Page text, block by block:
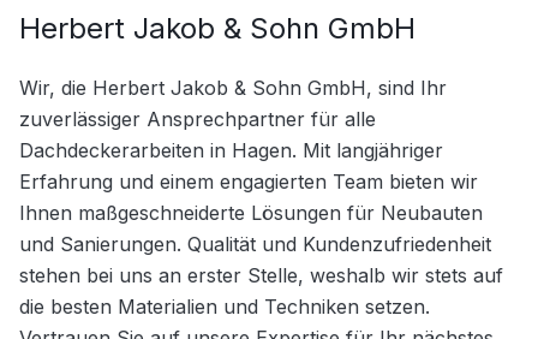
Herbert Jakob & Sohn GmbH
Wir, die Herbert Jakob & Sohn GmbH, sind Ihr
zuverlässiger Ansprechpartner für alle
Dachdeckerarbeiten in Hagen. Mit langjähriger
Erfahrung und einem engagierten Team bieten wir
Ihnen maßgeschneiderte Lösungen für Neubauten
und Sanierungen. Qualität und Kundenzufriedenheit
stehen bei uns an erster Stelle, weshalb wir stets auf
die besten Materialien und Techniken setzen.